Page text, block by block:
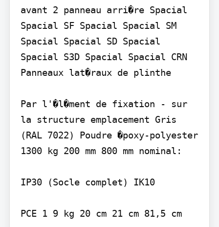
avant 2 panneau arri�re Spacial
Spacial SF Spacial Spacial SM
Spacial Spacial SD Spacial
Spacial S3D Spacial Spacial CRN
Panneaux lat�raux de plinthe
Par l'�l�ment de fixation - sur
la structure emplacement Gris
(RAL 7022) Poudre �poxy-polyester
1300 kg 200 mm 800 mm nominal:
IP30 (Socle complet) IK10
PCE 1 9 kg 20 cm 21 cm 81,5 cm